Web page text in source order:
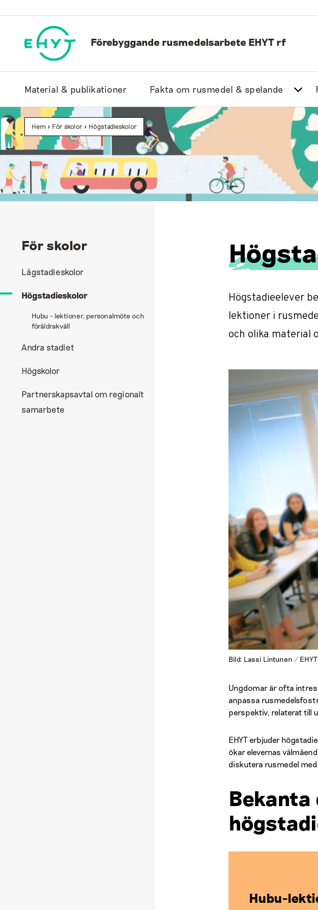
till
Förebyggande rusmedelsarbete EHYT rf
Material & publikationer Fakta om rusmedel & spelande
Hem > För skolor > Högstadieskolor
För skolor
Lågstadieskolor
Högstadieskolor
Hubu – lektioner, personalmöte och
föräldrakväll
Andra stadiet
Högskolor
Partnerskapsavtal om regionalt
samarbete
Högstadieelever
lektioner i
och olika material
Bild: Lassi Lintunen /
Ungdomar är ofta
anpassa
perspektiv, relaterat till
EHYT erbjuder
ökar elevernas
diskutera rusmedel
Hubu-